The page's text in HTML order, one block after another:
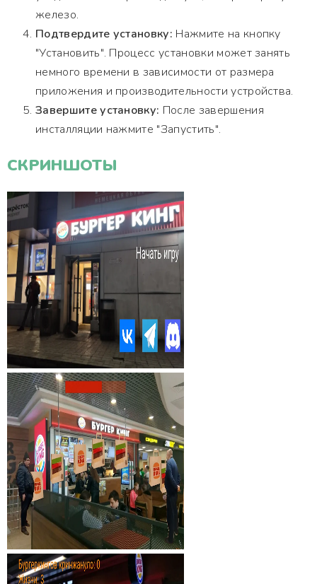
железо.
Подтвердите установку: Нажмите на кнопку
"Установить". Процесс установки может занять
немного времени в зависимости от размера
приложения и производительности устройства.
Завершите установку: После завершения
инсталляции нажмите "Запустить".
СКРИНШОТЫ